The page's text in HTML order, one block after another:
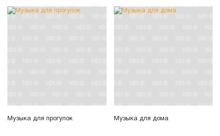
Музыка для прогулок Музыка для дома